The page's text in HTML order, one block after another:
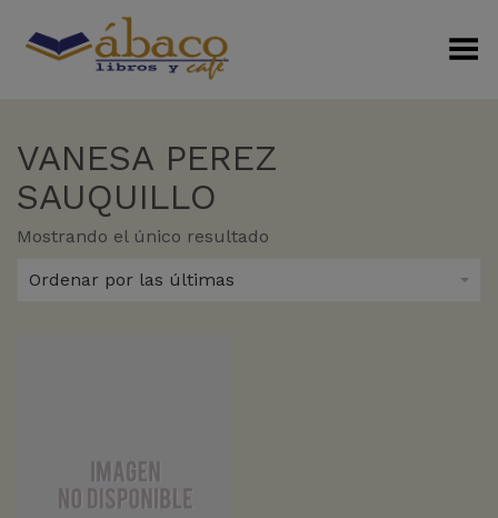
Menú Alterno
VANESA PEREZ
SAUQUILLO
Mostrando el único resultado
Ordenar por las últimas